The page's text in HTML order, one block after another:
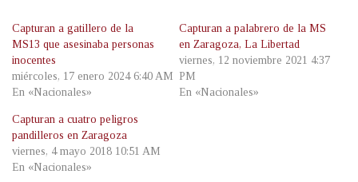
Capturan a gatillero de la
MS13 que asesinaba personas
inocentes
miércoles, 17 enero 2024 6:40 AM
En «Nacionales»
Capturan a palabrero de la MS
en Zaragoza, La Libertad
viernes, 12 noviembre 2021 4:37
PM
En «Nacionales»
Capturan a cuatro peligros
pandilleros en Zaragoza
viernes, 4 mayo 2018 10:51 AM
En «Nacionales»